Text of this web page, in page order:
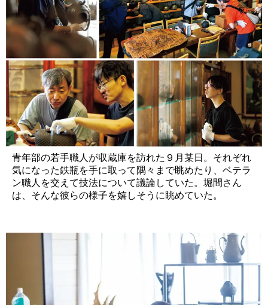
青年部の若手職人が収蔵庫を訪れた９月某日。それぞれ
気になった鉄瓶を手に取って隅々まで眺めたり、ベテラ
ン職人を交えて技法について議論していた。堀間さん
は、そんな彼らの様子を嬉しそうに眺めていた。